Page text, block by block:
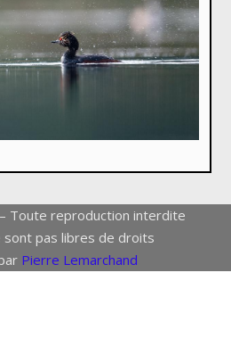
Toute reproduction interdite
sont pas libres de droits
Pierre Lemarchand